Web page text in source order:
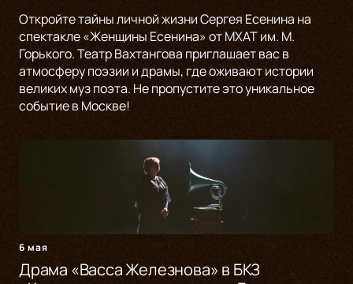
Откройте тайны личной жизни Сергея Есенина на
спектакле «Женщины Есенина» от МХАТ им. М.
Горького. Театр Вахтангова приглашает вас в
атмосферу поэзии и драмы, где оживают истории
великих муз поэта. Не пропустите это уникальное
событие в Москве!
6 мая
Драма «Васса Железнова» в БКЗ